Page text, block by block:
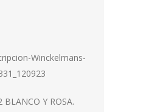
BLANCO Y ROSA.